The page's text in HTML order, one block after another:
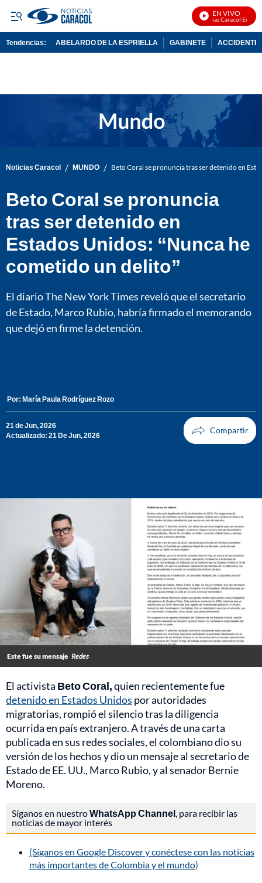
EN VIVO
Noticias Caracol En Vivo
Tendencias: ABELARDO DE LA ESPRIELLA GABINETE ACCIDENTE
Noticias Caracol / MUNDO / Beto Coral se pronuncia tras ser detenido en
Beto Coral se pronuncia
tras ser detenido en
Estados Unidos: “Nunca he
cometido un delito”
El diario The New York Times reveló que el secretario
de Estado, Marco Rubio, habría firmado el memorando
que dejó en firme la detención.
Por: María Paula Rodríguez Rozo
21 de Jun, 2026
Actualizado: 21 De Jun, 2026
Este fue su mensaje Redes
El activista Beto Coral,quien recientemente fue
detenido en Estados Unidos por autoridades
migratorias, rompió el silencio tras la diligencia
ocurrida en país extranjero. A través de una carta
publicada en sus redes sociales, el colombiano dio su
versión de los hechos y dio un mensaje al secretario de
Estado de EE. UU., Marco Rubio, y al senador Bernie
Moreno.
Síganos en nuestroWhatsApp Channel, para recibir las
noticias de mayor interés
(Síganos en Google Discover y conéctese con las noticias
más importantes de Colombia y el mundo)